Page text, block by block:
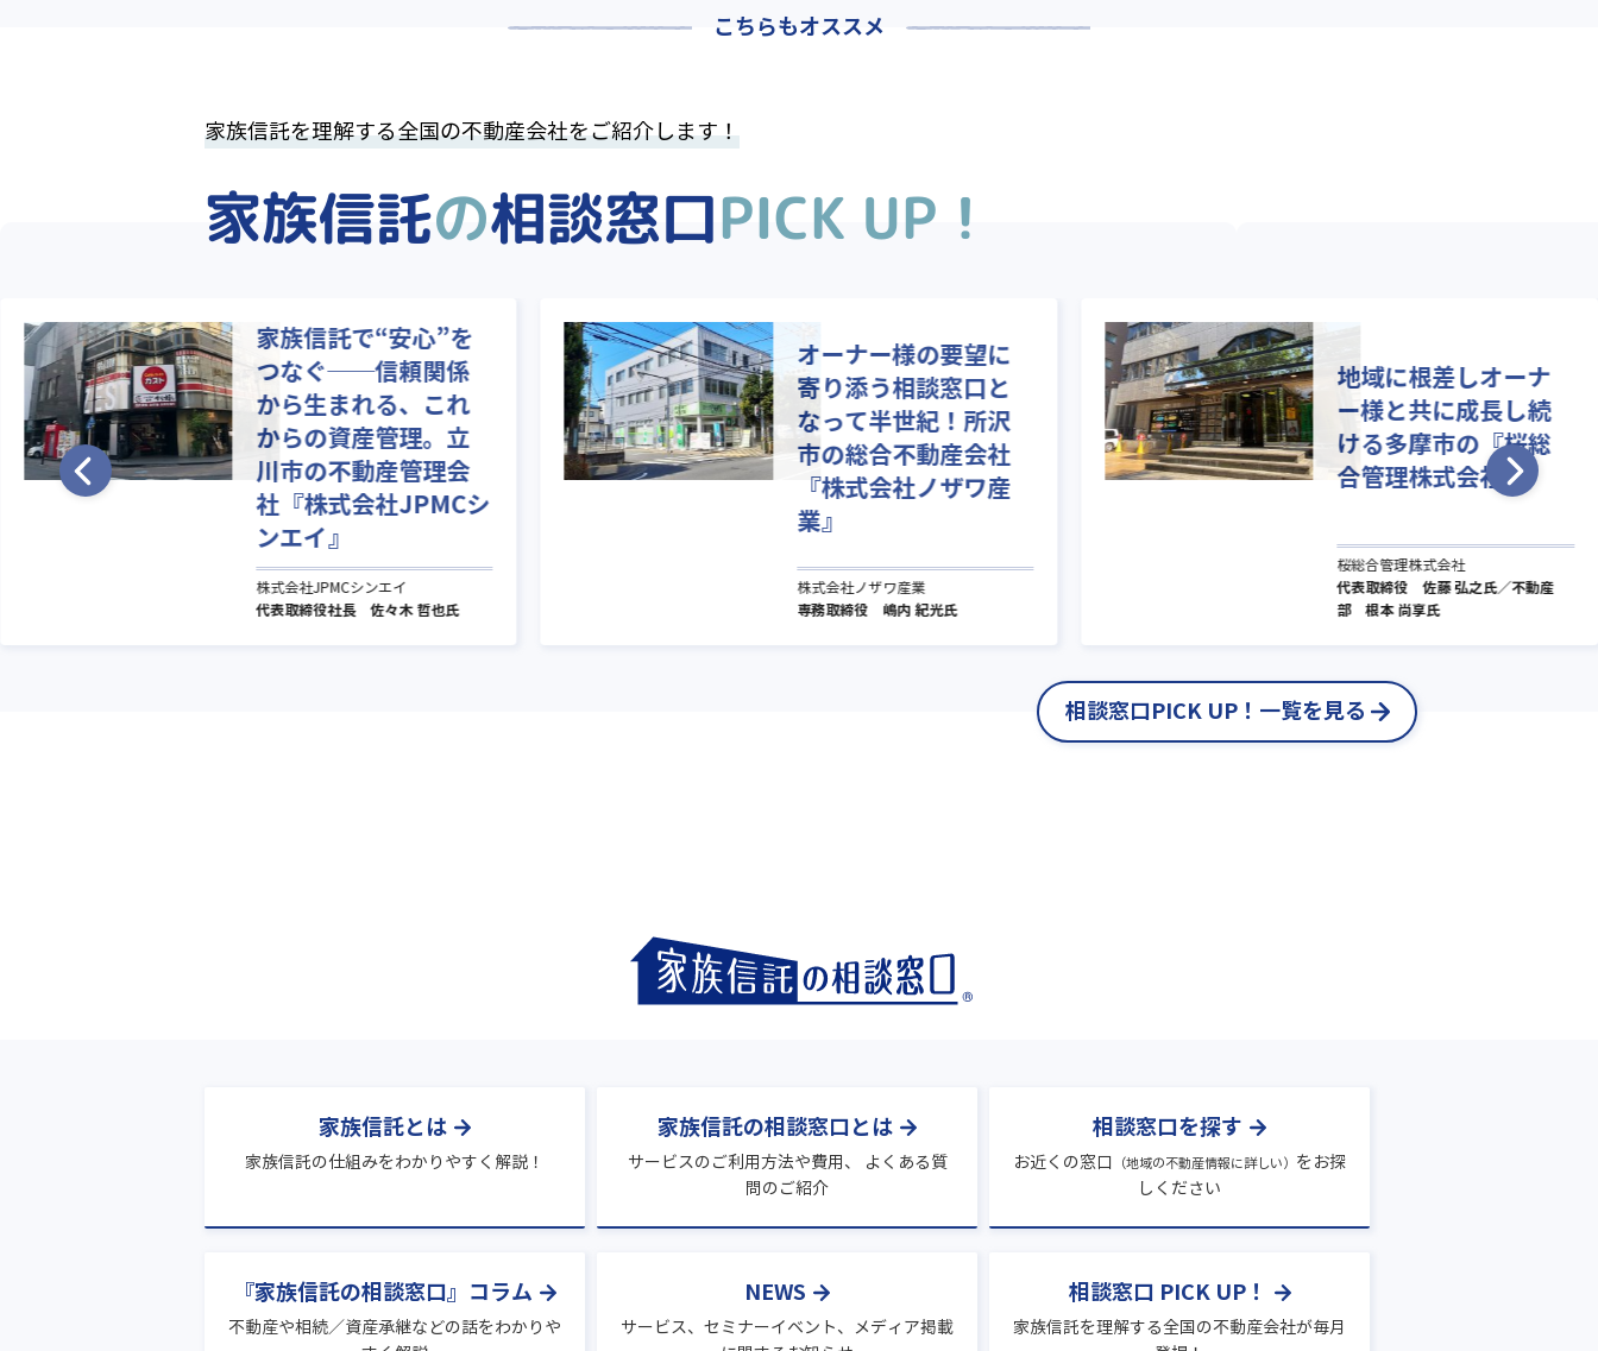
こちらもオススメ
家族信託を理解する全国の不動産会社をご紹介します！
家族信託の相談窓口PICK UP！
家族信託で“安心”を
つなぐ──信頼関係
から生まれる、これ
からの資産管理。立
川市の不動産管理会
社『株式会社JPMCシ
ンエイ』
株式会社JPMCシンエイ
代表取締役社長 佐々木 哲也氏
オーナー様の要望に
寄り添う相談窓口と
なって半世紀！所沢
市の総合不動産会社
『株式会社ノザワ産
業』
株式会社ノザワ産業
専務取締役 嶋内 紀光氏
地域に根差しオーナ
ー様と共に成長し続
ける多摩市の『桜総
合管理株式会社』
桜総合管理株式会社
代表取締役 佐藤 弘之氏／不動産
部 根本 尚享氏
相談窓口PICK UP！一覧を見る
家族信託とは
家族信託の仕組みをわかりやすく解説！
家族信託の相談窓口とは
サービスのご利用方法や費用、 よくある質
問のご紹介
相談窓口を探す
お近くの窓口 （地域の不動産情報に詳しい） をお探
しください
『家族信託の相談窓口』コラム
不動産や相続／資産承継などの話をわかりや
NEWS
サービス、セミナーイベント、メディア掲載
相談窓口 PICK UP！
家族信託を理解する全国の不動産会社が毎月